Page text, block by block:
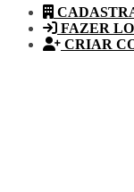
FAZER
CRIAR